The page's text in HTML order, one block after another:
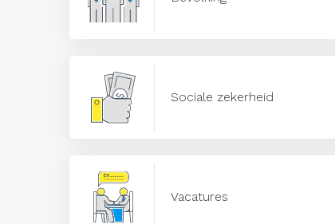
Sociale zekerheid
Vacatures